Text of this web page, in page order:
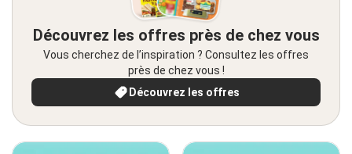
Découvrez les offres près de chez vous
Vous cherchez de l’inspiration ? Consultez les offres
près de chez vous !
Découvrez les offres